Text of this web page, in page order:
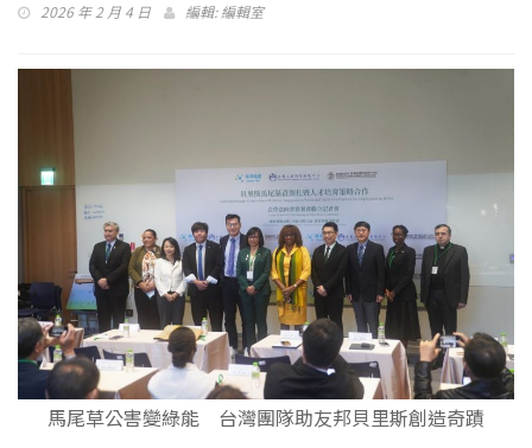
2026 年 2 月 4 日 編輯:編輯室
馬尾草公害變綠能 台灣團隊助友邦貝里斯創造奇蹟